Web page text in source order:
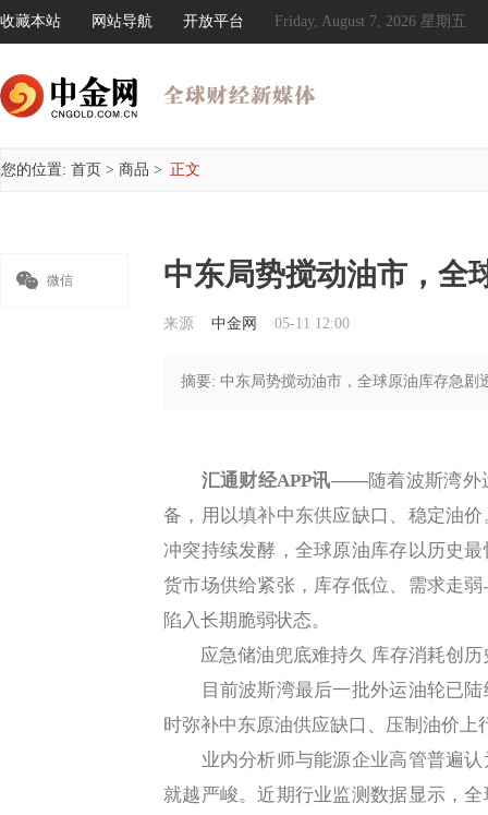
收藏本站 网站导航 开放平台 Friday, August 7, 2026 星期五
您的位置: 首页 > 商品 > 正文
 微信 中东局势搅动油市，全
来源 中金网 05-11 12:00
摘要: 中东局势搅动油市，全球原油库存急剧
汇通财经APP讯——随着波斯湾外
备，用以填补中东供应缺口、稳定油
冲突持续发酵，全球原油库存以历史
货市场供给紧张，库存低位、需求走
陷入长期脆弱状态。
应急储油兜底难持久 库存消耗创历
目前波斯湾最后一批外运油轮已陆
时弥补中东原油供应缺口、压制油价上
业内分析师与能源企业高管普遍认
就越严峻。近期行业监测数据显示，